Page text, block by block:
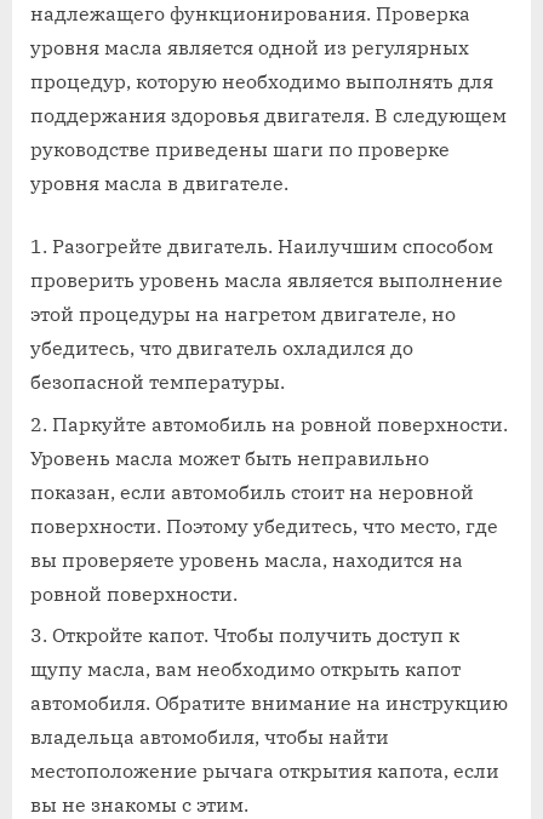
надлежащего функционирования. Проверка
уровня масла является одной из регулярных
процедур, которую необходимо выполнять для
поддержания здоровья двигателя. В следующем
руководстве приведены шаги по проверке
уровня масла в двигателе.
Разогрейте двигатель. Наилучшим способом
проверить уровень масла является выполнение
этой процедуры на нагретом двигателе, но
убедитесь, что двигатель охладился до
безопасной температуры.
Паркуйте автомобиль на ровной поверхности.
Уровень масла может быть неправильно
показан, если автомобиль стоит на неровной
поверхности. Поэтому убедитесь, что место, где
вы проверяете уровень масла, находится на
ровной поверхности.
Откройте капот. Чтобы получить доступ к
щупу масла, вам необходимо открыть капот
автомобиля. Обратите внимание на инструкцию
владельца автомобиля, чтобы найти
местоположение рычага открытия капота, если
вы не знакомы с этим.